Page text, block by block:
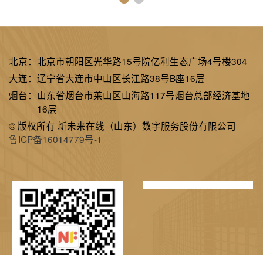
北京： 北京市朝阳区光华路15号院亿利生态广场4号楼304
大连： 辽宁省大连市中山区长江路38号B座16层
烟台： 山东省烟台市莱山区山海路117号烟台总部经济基地
16层
© 版权所有 新未来在线（山东）数字服务股份有限公司
鲁ICP备16014779号-1